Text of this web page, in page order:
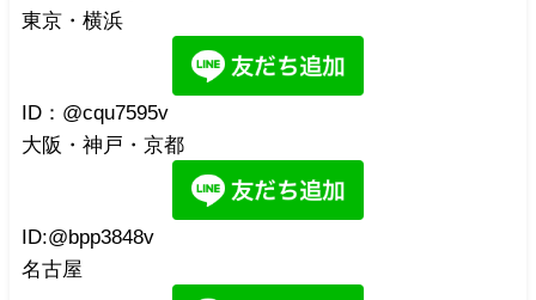
東京・横浜
ID：@cqu7595v
大阪・神戸・京都
ID:@bpp3848v
名古屋